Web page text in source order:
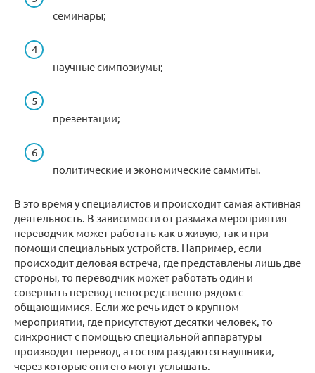
семинары;
научные симпозиумы;
презентации;
политические и экономические саммиты.
В это время у специалистов и происходит самая активная
деятельность. В зависимости от размаха мероприятия
переводчик может работать как в живую, так и при
помощи специальных устройств. Например, если
происходит деловая встреча, где представлены лишь две
стороны, то переводчик может работать один и
совершать перевод непосредственно рядом с
общающимися. Если же речь идет о крупном
мероприятии, где присутствуют десятки человек, то
синхронист с помощью специальной аппаратуры
производит перевод, а гостям раздаются наушники,
через которые они его могут услышать.